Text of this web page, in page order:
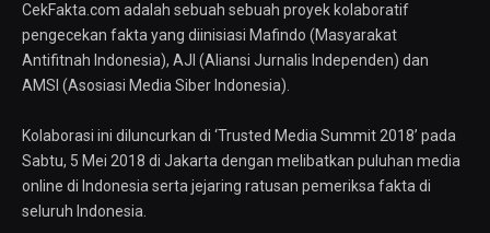
CekFakta.com adalah sebuah sebuah proyek kolaboratif
pengecekan fakta yang diinisiasi Mafindo (Masyarakat
Antifitnah Indonesia), AJI (Aliansi Jurnalis Independen) dan
AMSI (Asosiasi Media Siber Indonesia).
Kolaborasi ini diluncurkan di ‘Trusted Media Summit 2018’ pada
Sabtu, 5 Mei 2018 di Jakarta dengan melibatkan puluhan media
online di Indonesia serta jejaring ratusan pemeriksa fakta di
seluruh Indonesia.